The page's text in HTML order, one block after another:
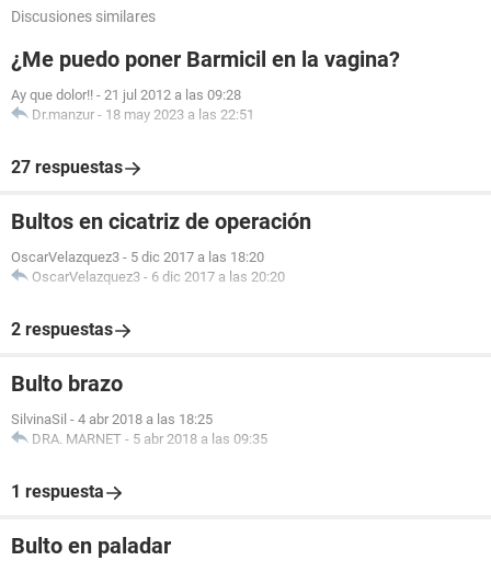
Discusiones similares
¿Me puedo poner Barmicil en la vagina?
Ay que dolor!! - 21 jul 2012 a las 09:28
Dr.manzur - 18 may 2023 a las 22:51
27 respuestas
Bultos en cicatriz de operación
OscarVelazquez3 - 5 dic 2017 a las 18:20
OscarVelazquez3 - 6 dic 2017 a las 20:20
2 respuestas
Bulto brazo
SilvinaSil - 4 abr 2018 a las 18:25
DRA. MARNET - 5 abr 2018 a las 09:35
1 respuesta
Bulto en paladar